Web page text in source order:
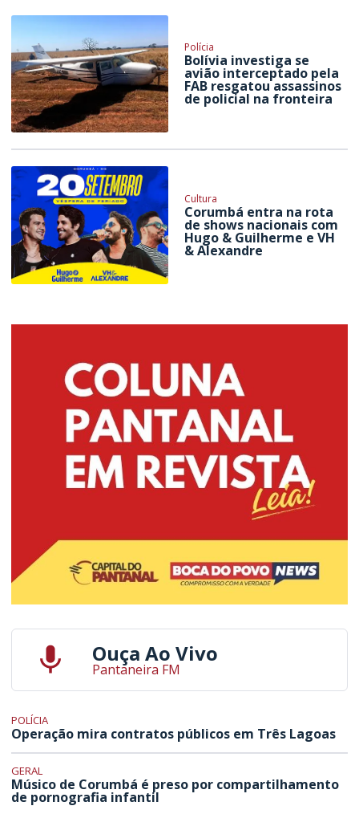
Polícia
Bolívia investiga se
avião interceptado pela
FAB resgatou assassinos
de policial na fronteira
Cultura
Corumbá entra na rota
de shows nacionais com
Hugo & Guilherme e VH
& Alexandre
Ouça Ao Vivo
Pantaneira FM
POLÍCIA
Operação mira contratos públicos em Três Lagoas
GERAL
Músico de Corumbá é preso por compartilhamento
de pornografia infantil